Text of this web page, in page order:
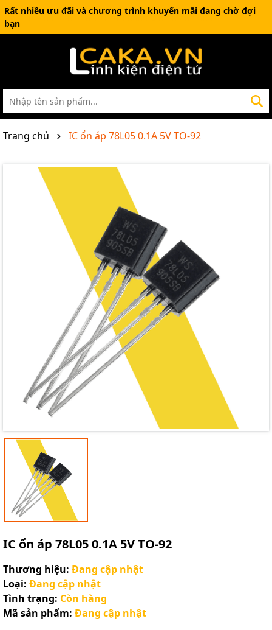
Rất nhiều ưu đãi và chương trình khuyến mãi đang chờ đợi
bạn
Trang chủ IC ổn áp 78L05 0.1A 5V TO-92
IC ổn áp 78L05 0.1A 5V TO-92
Thương hiệu: Đang cập nhật
Loại: Đang cập nhật
Tình trạng: Còn hàng
Mã sản phẩm: Đang cập nhật
Mã giảm giá:
Ngày hết hạn:
Điều kiện: